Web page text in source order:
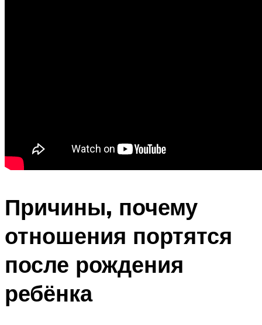
Причины, почему
отношения портятся
после рождения
ребёнка